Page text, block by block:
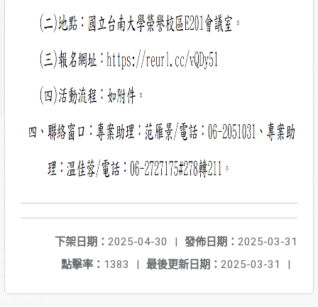
發佈日期： 2025-03-31
下架日期： 2025-04-30
|
最後更新日期： 2025-03-31 |
點擊率： 1383 |